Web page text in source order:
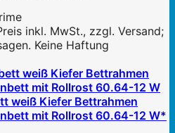
inkl. MwSt., zzgl. Versand;
Keine Haftung
weiß Kiefer Bettrahmen
mit Rollrost 60.64-12 W*